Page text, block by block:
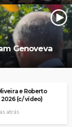
Genoveva
e Roberto
(c/ vídeo)
atrás